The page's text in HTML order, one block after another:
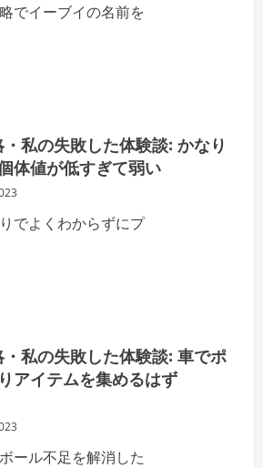
でイーブイの名前を
・私の失敗した体験談: かなり
体値が低すぎて弱い
でよくわからずにプ
・私の失敗した体験談: 車でポ
アイテムを集めるはず
ール不足を解消した